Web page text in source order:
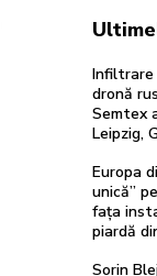
Infiltrare
dronă
Semtex
Leipzig,
Europa
unică”
fața
piardă
Sorin